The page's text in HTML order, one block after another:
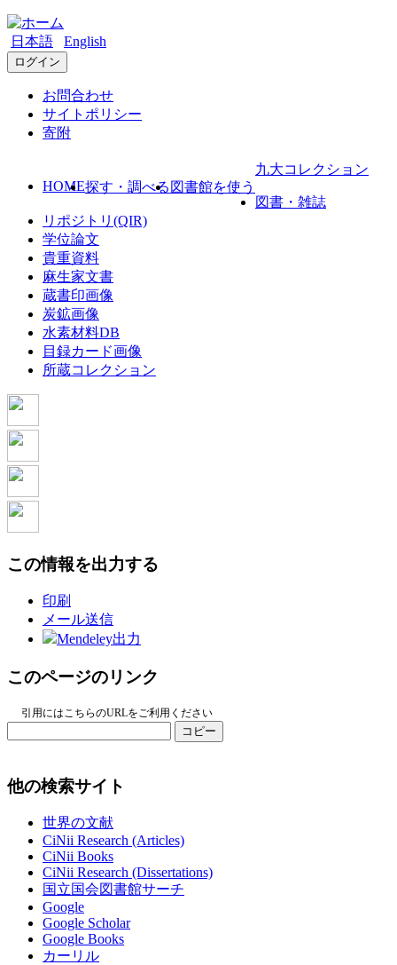
日本語 English
ログイン
お問合わせ
サイトポリシー
寄附
HOME探す・調べる 図書館を使う
九大コレクション
図書・雑誌
リポジトリ(QIR)
学位論文
貴重資料
麻生家文書
蔵書印画像
炭鉱画像
水素材料DB
目録カード画像
所蔵コレクション
この情報を出力する
印刷
メール送信
Mendeley出力
このページのリンク
引用にはこちらのURLをご利用ください
コピー
他の検索サイト
世界の文献
CiNii Research (Articles)
CiNii Books
CiNii Research (Dissertations)
国立国会図書館サーチ
Google
Google Scholar
Google Books
カーリル